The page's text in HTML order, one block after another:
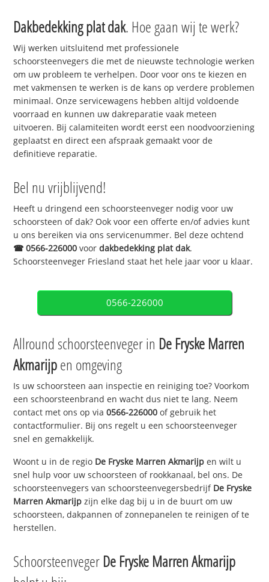
Dakbedekking plat dak. Hoe gaan wij te werk?
Wij werken uitsluitend met professionele
schoorsteenvegers die met de nieuwste technologie werken
om uw probleem te verhelpen. Door voor ons te kiezen en
met vakmensen te werken is de kans op verdere problemen
minimaal. Onze servicewagens hebben altijd voldoende
voorraad en kunnen uw dakreparatie vaak meteen
uitvoeren. Bij calamiteiten wordt eerst een noodvoorziening
geplaatst en direct een afspraak gemaakt voor de
definitieve reparatie.
Bel nu vrijblijvend!
Heeft u dringend een schoorsteenveger nodig voor uw
schoorsteen of dak? Ook voor een offerte en/of advies kunt
u ons bereiken via ons servicenummer. Bel deze ochtend
☎0566-226000 voordakbedekking plat dak.
Schoorsteenveger Friesland staat het hele jaar voor u klaar.
0566-226000
Allround schoorsteenveger in De Fryske Marren
Akmarijpen omgeving
Is uw schoorsteen aan inspectie en reiniging toe? Voorkom
een schoorsteenbrand en wacht dus niet te lang. Neem
contact met ons op via0566-226000 of gebruik het
contactformulier. Bij ons regelt u een schoorsteenveger
snel en gemakkelijk.
Woont u in de regio De Fryske Marren Akmarijp en wilt u
snel hulp voor uw schoorsteen of rookkanaal, bel ons. De
schoorsteenvegers van schoorsteenvegersbedrijf De Fryske
Marren Akmarijp zijn elke dag bij u in de buurt om uw
schoorsteen, dakpannen of zonnepanelen te reinigen of te
herstellen.
Schoorsteenveger De Fryske Marren Akmarijp